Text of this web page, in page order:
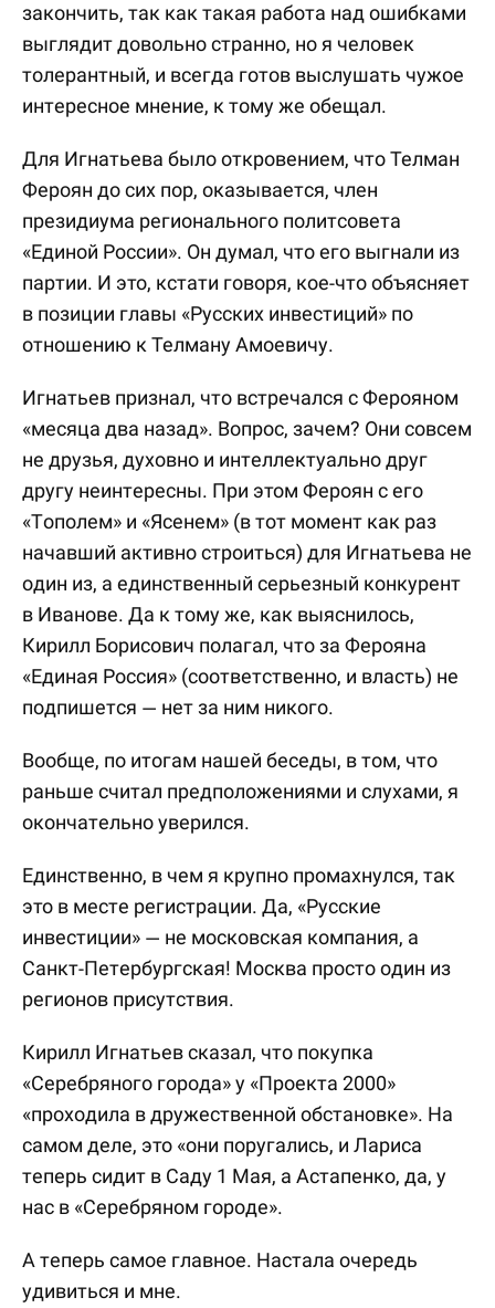
закончить, так как такая работа над ошибками
выглядит довольно странно, но я человек
толерантный, и всегда готов выслушать чужое
интересное мнение, к тому же обещал.
Для Игнатьева было откровением, что Телман
Фероян до сих пор, оказывается, член
президиума регионального политсовета
«Единой России». Он думал, что его выгнали из
партии. И это, кстати говоря, кое-что объясняет
в позиции главы «Русских инвестиций» по
отношению к Телману Амоевичу.
Игнатьев признал, что встречался с Ферояном
«месяца два назад». Вопрос, зачем? Они совсем
не друзья, духовно и интеллектуально друг
другу неинтересны. При этом Фероян с его
«Тополем» и «Ясенем» (в тот момент как раз
начавший активно строиться) для Игнатьева не
один из, а единственный серьезный конкурент
в Иванове. Да к тому же, как выяснилось,
Кирилл Борисович полагал, что за Ферояна
«Единая Россия» (соответственно, и власть) не
подпишется — нет за ним никого.
Вообще, по итогам нашей беседы, в том, что
раньше считал предположениями и слухами, я
окончательно уверился.
Единственно, в чем я крупно промахнулся, так
это в месте регистрации. Да, «Русские
инвестиции» — не московская компания, а
Санкт-Петербургская! Москва просто один из
регионов присутствия.
Кирилл Игнатьев сказал, что покупка
«Серебряного города» у «Проекта 2000»
«проходила в дружественной обстановке». На
самом деле, это «они поругались, и Лариса
теперь сидит в Саду 1 Мая, а Астапенко, да, у
нас в «Серебряном городе».
А теперь самое главное. Настала очередь
удивиться и мне.